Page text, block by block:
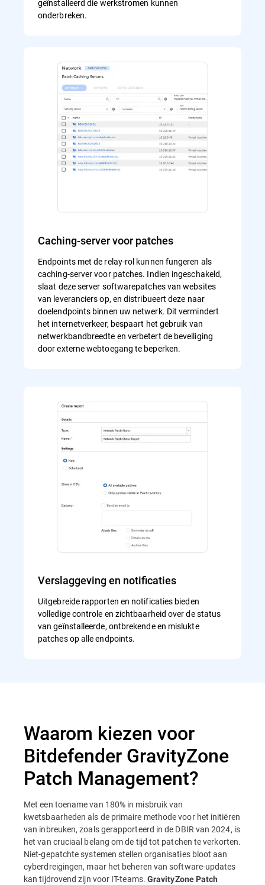
geïnstalleerd die werkstromen kunnen
onderbreken.
Caching-server voor patches
Endpoints met de relay-rol kunnen fungeren als
caching-server voor patches. Indien ingeschakeld,
slaat deze server softwarepatches van websites
van leveranciers op, en distribueert deze naar
doelendpoints binnen uw netwerk. Dit vermindert
het internetverkeer, bespaart het gebruik van
netwerkbandbreedte en verbetert de beveiliging
door externe webtoegang te beperken.
Verslaggeving en notificaties
Uitgebreide rapporten en notificaties bieden
volledige controle en zichtbaarheid over de status
van geïnstalleerde, ontbrekende en mislukte
patches op alle endpoints.
Waarom kiezen voor
Bitdefender GravityZone
Patch Management?
Met een toename van 180% in misbruik van
kwetsbaarheden als de primaire methode voor het initiëren
van inbreuken, zoals gerapporteerd in de DBIR van 2024, is
het van cruciaal belang om de tijd tot patchen te verkorten.
Niet-gepatchte systemen stellen organisaties bloot aan
cyberdreigingen, maar het beheren van software-updates
kan tijdrovend zijn voor IT-teams. GravityZone Patch